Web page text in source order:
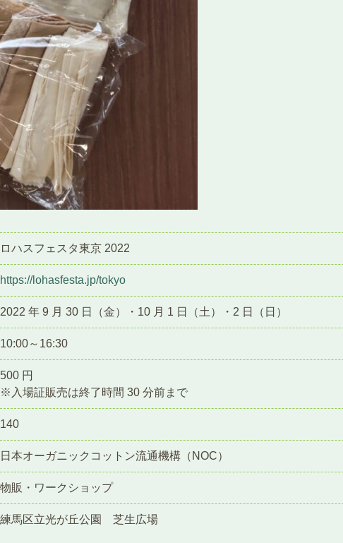
ロハスフェスタ東京 2022
https://lohasfesta.jp/tokyo
2022 年 9 月 30 日（金）・10 月 1 日（土）・2 日（日）
10:00～16:30
500 円
※入場証販売は終了時間 30 分前まで
140
日本オーガニックコットン流通機構（NOC）
物販・ワークショップ
練馬区立光が丘公園 芝生広場